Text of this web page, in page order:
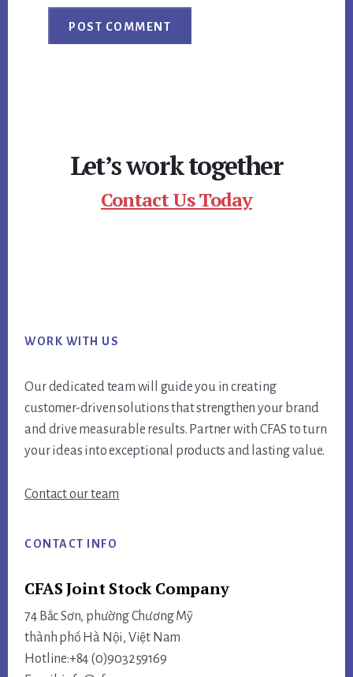
Let’s work together
Contact Us Today
WORK WITH US
Our dedicated team will guide you in creating
customer-driven solutions that strengthen your brand
and drive measurable results. Partner with CFAS to turn
your ideas into exceptional products and lasting value.
Contact our team
CONTACT INFO
CFAS Joint Stock Company
74 Bắc Sơn, phường Chương Mỹ
thành phố Hà Nội, Việt Nam
Hotline:+84 (0)903259169